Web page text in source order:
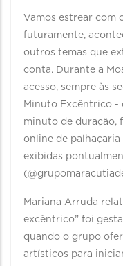
Vamos estrear com
futuramente,
outros temas que
conta. Durante a
acesso, sempre às
Minuto Excêntrico -
minuto de duração,
online de
exibidas
Mariana Arruda
excêntrico” foi
quando o grupo
artísticos para